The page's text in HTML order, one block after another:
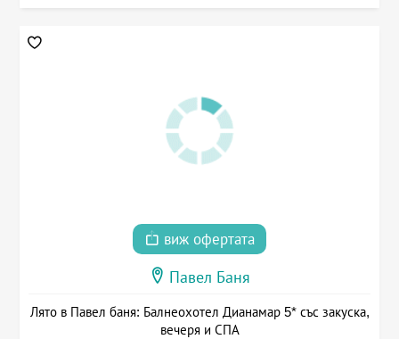
виж офертата
Павел Баня
Лято в Павел баня: Балнеохотел Дианамар 5* със закуска,
вечеря и СПА